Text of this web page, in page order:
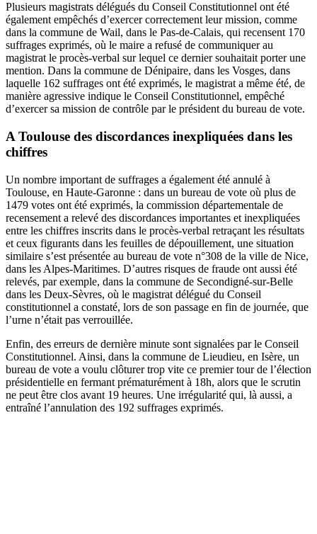
Plusieurs magistrats délégués du Conseil Constitutionnel ont été
également empêchés d’exercer correctement leur mission, comme
dans la commune de Wail, dans le Pas-de-Calais, qui recensent 170
suffrages exprimés, où le maire a refusé de communiquer au
magistrat le procès-verbal sur lequel ce dernier souhaitait porter une
mention. Dans la commune de Dénipaire, dans les Vosges, dans
laquelle 162 suffrages ont été exprimés, le magistrat a même été, de
manière agressive indique le Conseil Constitutionnel, empêché
d’exercer sa mission de contrôle par le président du bureau de vote.
A Toulouse des discordances inexpliquées dans les
chiffres
Un nombre important de suffrages a également été annulé à
Toulouse, en Haute-Garonne : dans un bureau de vote où plus de
1479 votes ont été exprimés, la commission départementale de
recensement a relevé des discordances importantes et inexpliquées
entre les chiffres inscrits dans le procès-verbal retraçant les résultats
et ceux figurants dans les feuilles de dépouillement, une situation
similaire s’est présentée au bureau de vote n°308 de la ville de Nice,
dans les Alpes-Maritimes. D’autres risques de fraude ont aussi été
relevés, par exemple, dans la commune de Secondigné-sur-Belle
dans les Deux-Sèvres, où le magistrat délégué du Conseil
constitutionnel a constaté, lors de son passage en fin de journée, que
l’urne n’était pas verrouillée.
Enfin, des erreurs de dernière minute sont signalées parle Conseil
Constitutionnel. Ainsi, dans la commune de Lieudieu, en Isère, un
bureau de vote a voulu clôturer trop vite ce premier tour de l’élection
présidentielle en fermant prématurément à 18h, alors que le scrutin
ne peut être clos avant 19 heures. Une irrégularité qui, là aussi, a
entraîné l’annulation des 192 suffrages exprimés.